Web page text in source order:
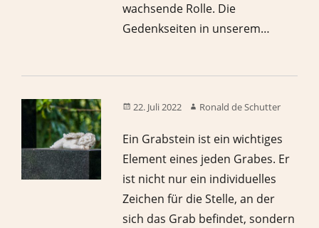
wachsende Rolle. Die
Gedenkseiten in unserem…
22. Juli 2022 Ronald de Schutter
Ein Grabstein ist ein wichtiges
Element eines jeden Grabes. Er
ist nicht nur ein individuelles
Zeichen für die Stelle, an der
sich das Grab befindet, sondern